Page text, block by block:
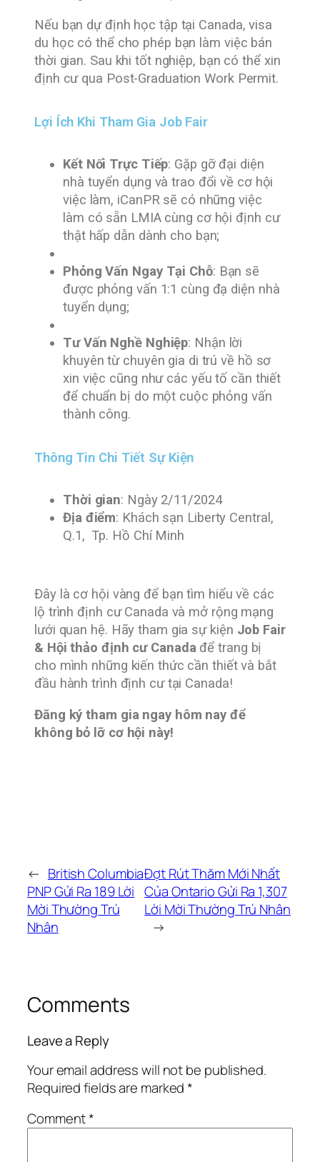
Nếu bạn dự định học tập tại Canada, visa
du học có thể cho phép bạn làm việc bán
thời gian. Sau khi tốt nghiệp, bạn có thể xin
định cư qua Post-Graduation Work Permit.
Lợi Ích Khi Tham Gia Job Fair
Kết Nối Trực Tiếp: Gặp gỡ đại diện
nhà tuyển dụng và trao đổi về cơ hội
việc làm, iCanPR sẽ có những việc
làm có sẵn LMIA cùng cơ hội định cư
thật hấp dẫn dành cho bạn;
Phỏng Vấn Ngay Tại Chỗ: Bạn sẽ
được phỏng vấn 1:1 cùng đạ diện nhà
tuyển dụng;
Tư Vấn Nghề Nghiệp: Nhận lời
khuyên từ chuyên gia di trú về hồ sơ
xin việc cũng như các yếu tố cần thiết
để chuẩn bị do một cuộc phỏng vấn
thành công.
Thông Tin Chi Tiết Sự Kiện
Thời gian: Ngày 2/11/2024
Địa điểm: Khách sạn Liberty Central,
Q.1, Tp. Hồ Chí Minh
Đây là cơ hội vàng để bạn tìm hiểu về các
lộ trình định cư Canada và mở rộng mạng
lưới quan hệ. Hãy tham gia sự kiện Job Fair
& Hội thảo định cư Canadađể trang bị
cho mình những kiến thức cần thiết và bắt
đầu hành trình định cư tại Canada!
Đăng ký tham gia ngay hôm nay để
không bỏ lỡ cơ hội này!
← British Columbia
PNP Gửi Ra 189 Lời
Mời Thường Trú
Nhân
Đợt Rút Thăm Mới Nhất
Của Ontario Gửi Ra 1,307
Lời Mời Thường Trú Nhân
→
Comments
Leave a Reply
Your email address will not be published.
Required fields are marked*
Comment*